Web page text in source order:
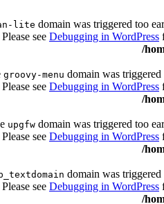
lite domain was triggered too
see Debugging in WordPress
/
groovy-menu domain was
see Debugging in WordPress
/
upgfw domain was triggered too
see Debugging in WordPress
/
domain was
see Debugging in WordPress
/